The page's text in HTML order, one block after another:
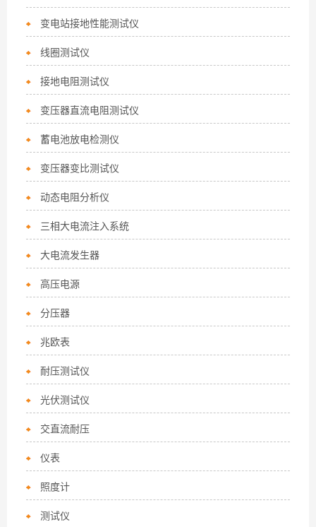
变电站接地性能测试仪
线圈测试仪
接地电阻测试仪
变压器直流电阻测试仪
蓄电池放电检测仪
变压器变比测试仪
动态电阻分析仪
三相大电流注入系统
大电流发生器
高压电源
分压器
兆欧表
耐压测试仪
光伏测试仪
交直流耐压
仪表
照度计
测试仪